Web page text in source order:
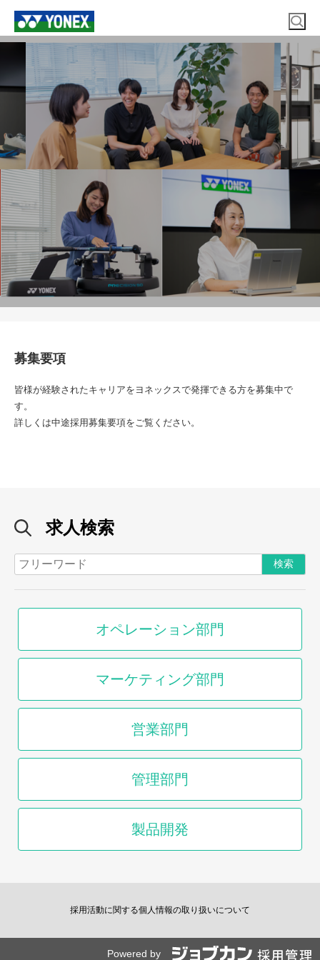
募集要項
皆様が経験されたキャリアをヨネックスで発揮できる方を募集中で
す。
詳しくは中途採用募集要項をご覧ください。
求人検索
オペレーション部門
マーケティング部門
営業部門
管理部門
製品開発
採用活動に関する個人情報の取り扱いについて
Powered by